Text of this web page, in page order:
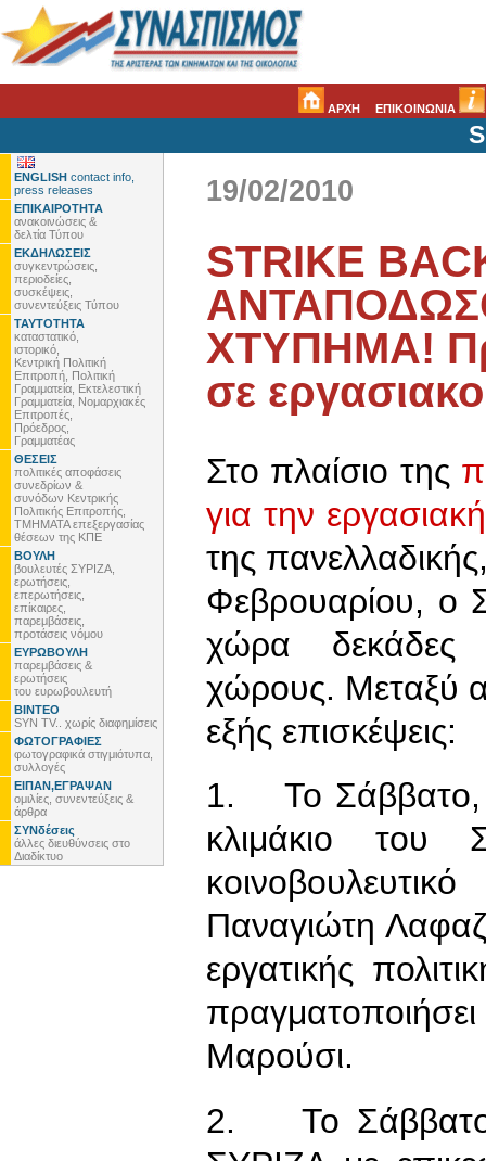
ΑΡΧΗ ΕΠΙΚΟΙΝΩΝΙΑ
ENGLISH contact info,
press releases
ΕΠΙΚΑΙΡΟΤΗΤΑ
ανακοινώσεις &
δελτία Τύπου
ΕΚΔΗΛΩΣΕΙΣ
συγκεντρώσεις,
περιοδείες,
συσκέψεις,
συνεντεύξεις Τύπου
ΤΑΥΤΟΤΗΤΑ
καταστατικό,
ιστορικό,
Κεντρική Πολιτική
Επιτροπή, Πολιτική
Γραμματεία, Εκτελεστική
Γραμματεία, Νομαρχιακές
Επιτροπές,
Πρόεδρος,
Γραμματέας
ΘΕΣΕΙΣ
πολιτικές αποφάσεις
συνεδρίων &
συνόδων Κεντρικής
Πολιτικής Επιτροπής,
ΤΜΗΜΑΤΑ επεξεργασίας
θέσεων της ΚΠΕ
ΒΟΥΛΗ
βουλευτές ΣΥΡΙΖΑ,
ερωτήσεις,
επερωτήσεις,
επίκαιρες,
παρεμβάσεις,
προτάσεις νόμου
ΕΥΡΩΒΟΥΛΗ
παρεμβάσεις &
ερωτήσεις
του ευρωβουλευτή
ΒΙΝΤΕΟ
SYN TV.. χωρίς διαφημίσεις
ΦΩΤΟΓΡΑΦΙΕΣ
φωτογραφικά στιγμιότυπα,
συλλογές
ΕΙΠΑΝ,ΕΓΡΑΨΑΝ
ομιλίες, συνεντεύξεις &
άρθρα
ΣΥΝδέσεις
άλλες διευθύνσεις στο
Διαδίκτυο
19/02/2010
STRIKE
ΧΤΥΠΗΜΑ!
σε
Στο πλαίσιο της
για την
της
Φεβρουαρίου, ο
χώρα δεκάδες
χώρους. Μεταξύ
εξής επισκέψεις:
1. Το Σάββατο,
κλιμάκιο του
Παναγιώτη
εργατικής
Μαρούσι.
2. Το Σάββατο,